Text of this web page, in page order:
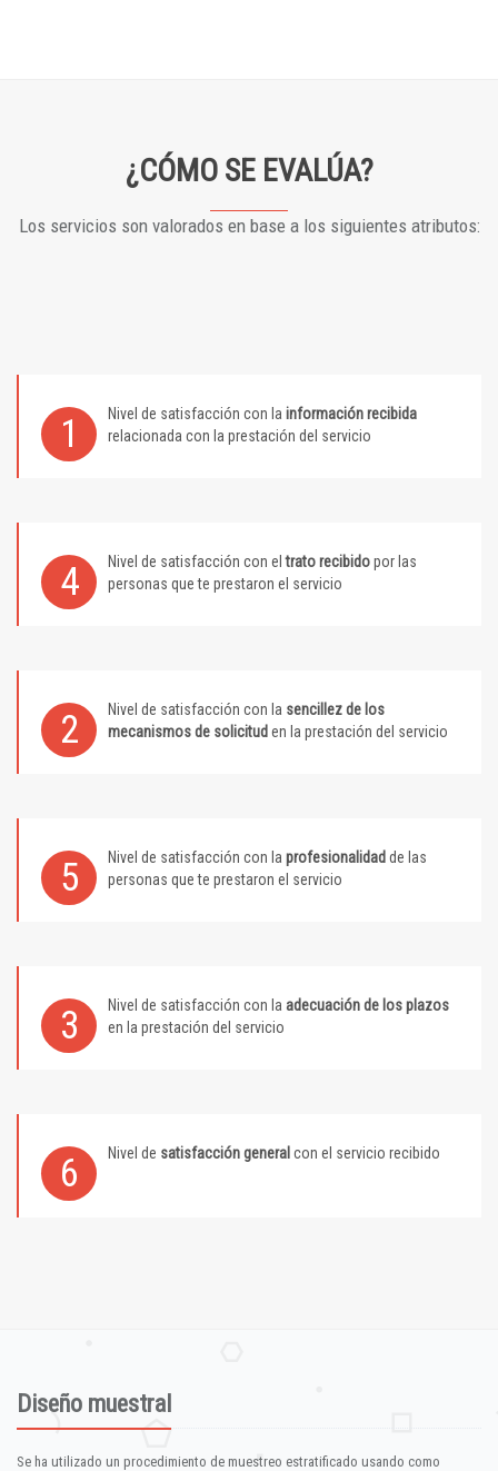
¿CÓMO SE EVALÚA?
Los servicios son valorados en base a los siguientes atributos:
1 Nivel de satisfacción con la información recibida
relacionada con la prestación del servicio
4 Nivel de satisfacción con eltrato recibidopor las
personas que te prestaron el servicio
2 Nivel de satisfacción con la sencillez de los
mecanismos de solicitud en la prestación del servicio
5 Nivel de satisfacción con la profesionalidad de las
personas que te prestaron el servicio
3 Nivel de satisfacción con la adecuación de los plazos
en la prestación del servicio
6 Nivel de satisfacción general con el servicio recibido
Diseño muestral
Se ha utilizado un procedimiento de muestreo estratificado usando como